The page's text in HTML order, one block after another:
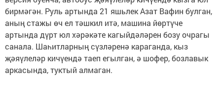
бирмәгән. Руль артында 21 яшьлек Азат Вафин булган,
аның стажы өч ел тәшкил итә, машина йөртүче
артында дүрт юл хәрәкәте кагыйдәләрен бозу очрагы
санала. Шаһитларның сүзләренә караганда, кыз
җәяүлеләр кичүендә таеп егылган, ә шофер, бозлавык
аркасында, туктый алмаган.